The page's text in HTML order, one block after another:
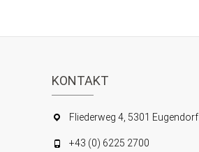
KONTAKT
Fliederweg 4, 5301 Eugendorf
+43 (0) 6225 2700